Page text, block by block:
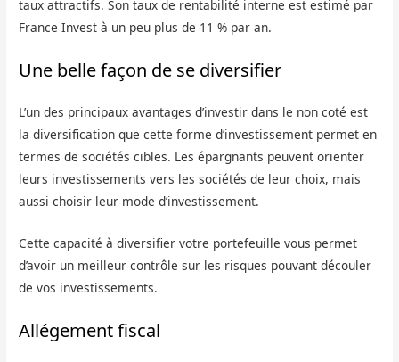
taux attractifs. Son taux de rentabilité interne est estimé par
France Invest à un peu plus de 11 % par an.
Une belle façon de se diversifier
L’un des principaux avantages d’investir dans le non coté est
la diversification que cette forme d’investissement permet en
termes de sociétés cibles. Les épargnants peuvent orienter
leurs investissements vers les sociétés de leur choix, mais
aussi choisir leur mode d’investissement.
Cette capacité à diversifier votre portefeuille vous permet
d’avoir un meilleur contrôle sur les risques pouvant découler
de vos investissements.
Allégement fiscal